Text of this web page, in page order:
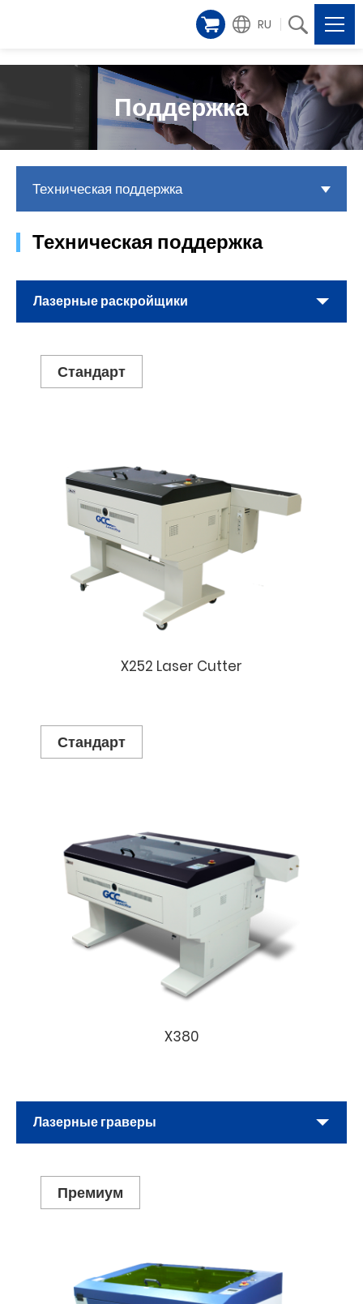
RU
Поддержка
Техническая поддержка
Техническая поддержка
Лазерные раскройщики
Стандарт
X252 Laser Cutter
Стандарт
X380
Лазерные граверы
Премиум